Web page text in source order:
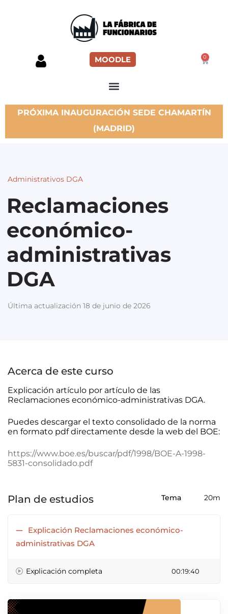
MOODLE 0
PRÓXIMA INAUGURACIÓN SEDE CHAMARTÍN
(MADRID)
Administrativos DGA
Reclamaciones
económico-
administrativas
DGA
Última actualización 18 de junio de 2026
Acerca de este curso
Explicación artículo por artículo de las
Reclamaciones económico-administrativas DGA.
Puedes descargar el texto consolidado de la norma
en formato pdf directamente desde la web del BOE:
https://www.boe.es/buscar/pdf/1998/BOE-A-1998-
5831-consolidado.pdf
Plan de estudios Tema 20m
Explicación Reclamaciones económico-
administrativas DGA
Explicación completa 00:19:40